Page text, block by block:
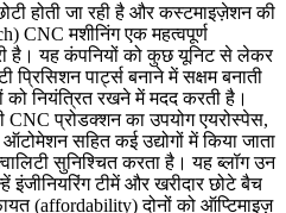
होती जा रही है और कस्टमाइज़ेशन की
CNC मशीनिंग एक महत्वपूर्ण
है। यह कंपनियों को कुछ यूनिट से लेकर
प्रिसिशन पार्ट्स बनाने में सक्षम बनाती
नियंत्रित रखने में मदद करती है।
CNC प्रोडक्शन का उपयोग एयरोस्पेस,
सहित कई उद्योगों में किया जाता
सुनिश्चित करता है। यह ब्लॉग उन
इंजीनियरिंग टीमें और खरीदार छोटे बैच
(affordability) दोनों को ऑप्टिमाइज़